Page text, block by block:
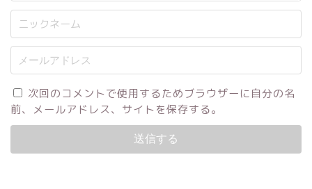
次回のコメントで使用するためブラウザーに自分の名
前、メールアドレス、サイトを保存する。